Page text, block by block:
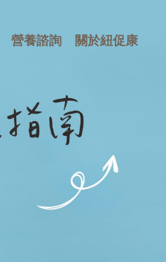
營養諮詢 關於紐促康